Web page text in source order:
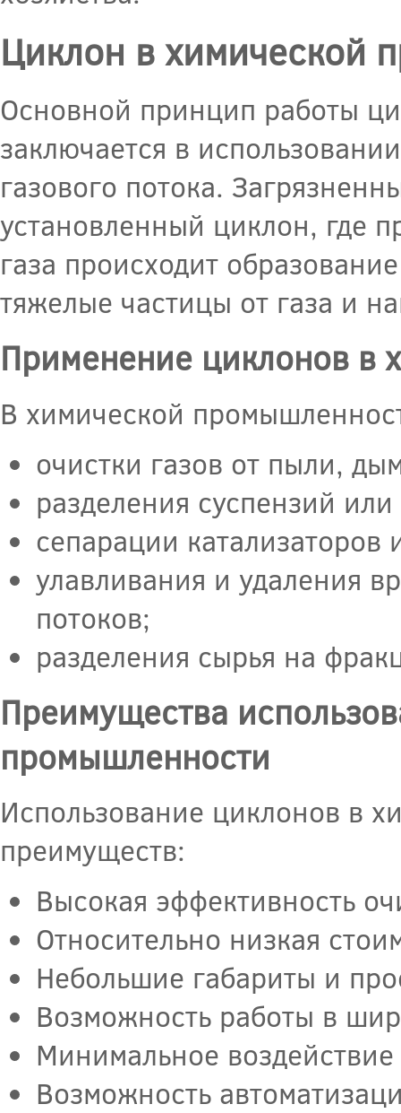
Циклон в химической
Основной принцип работы
заключается в
газового потока.
установленный циклон, где
газа происходит
тяжелые частицы от газа и
Применение циклонов в
В химической
очистки газов от пыли,
разделения суспензий
сепарации катализаторов
улавливания и удаления
потоков;
разделения сырья на
Преимущества
промышленности
Использование циклонов в
преимуществ:
Высокая эффективность
Относительно низкая
Небольшие габариты и
Возможность работы в
Минимальное
Возможность